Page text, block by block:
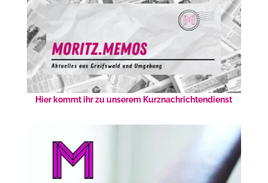
Hier kommt ihr zu unserem Kurznachrichtendienst